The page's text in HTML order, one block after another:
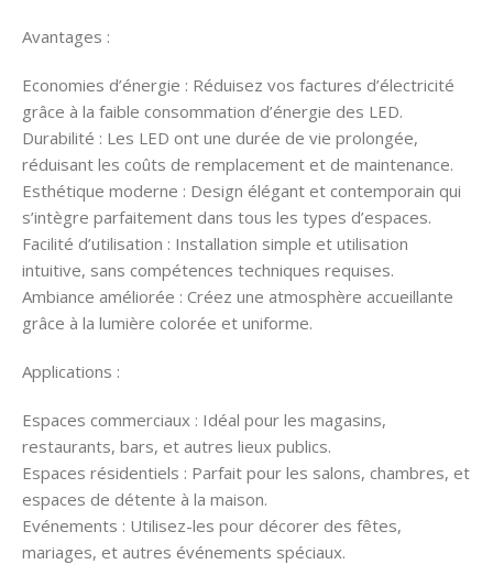
Avantages :
Economies d’énergie : Réduisez vos factures d’électricité
grâce à la faible consommation d’énergie des LED.
Durabilité : Les LED ont une durée de vie prolongée,
réduisant les coûts de remplacement et de maintenance.
Esthétique moderne : Design élégant et contemporain qui
s’intègre parfaitement dans tous les types d’espaces.
Facilité d’utilisation : Installation simple et utilisation
intuitive, sans compétences techniques requises.
Ambiance améliorée : Créez une atmosphère accueillante
grâce à la lumière colorée et uniforme.
Applications :
Espaces commerciaux : Idéal pour les magasins,
restaurants, bars, et autres lieux publics.
Espaces résidentiels : Parfait pour les salons, chambres, et
espaces de détente à la maison.
Evénements : Utilisez-les pour décorer des fêtes,
mariages, et autres événements spéciaux.